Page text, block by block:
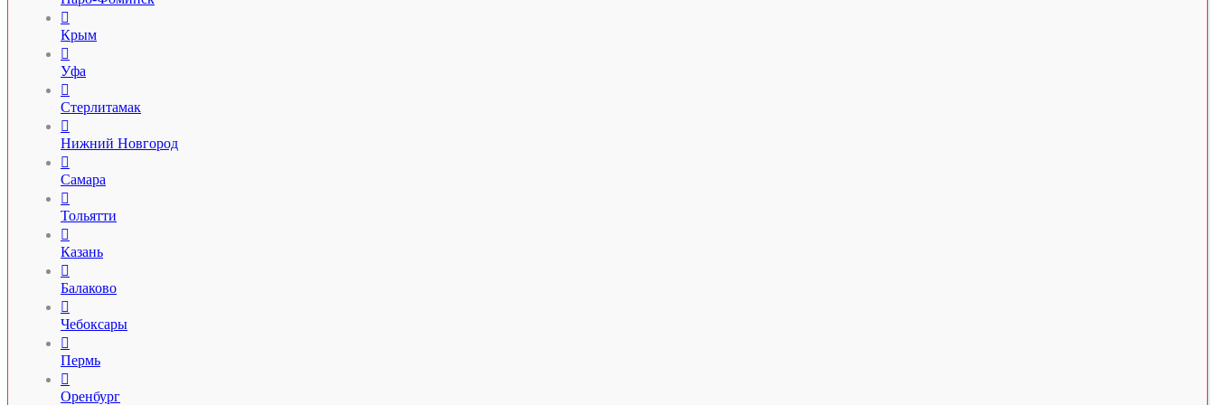

Крым

Уфа

Стерлитамак

Нижний Новгород

Самара

Тольятти

Казань

Балаково

Чебоксары

Пермь

Оренбург